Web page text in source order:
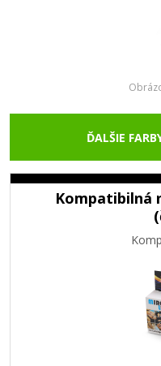
ĎALŠIE
Kompatibilná